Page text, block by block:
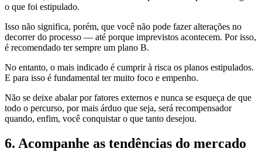
o que foi estipulado.
Isso não significa, porém, que você não pode fazer alterações no
decorrer do processo — até porque imprevistos acontecem. Por isso,
é recomendado ter sempre um plano B.
No entanto, o mais indicado é cumprir à risca os planos estipulados.
E para isso é fundamental ter muito foco e empenho.
Não se deixe abalar por fatores externos e nunca se esqueça de que
todo o percurso, por mais árduo que seja, será recompensador
quando, enfim, você conquistar o que tanto desejou.
6. Acompanhe as tendências do mercado